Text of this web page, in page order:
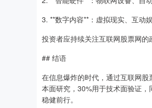
3. **数字内容**：虚拟现实、互动
投资者应持续关注互联网股票网的
## 结语
在信息爆炸的时代，通过互联网
本面研究，30%用于技术面验证
稳健前行。